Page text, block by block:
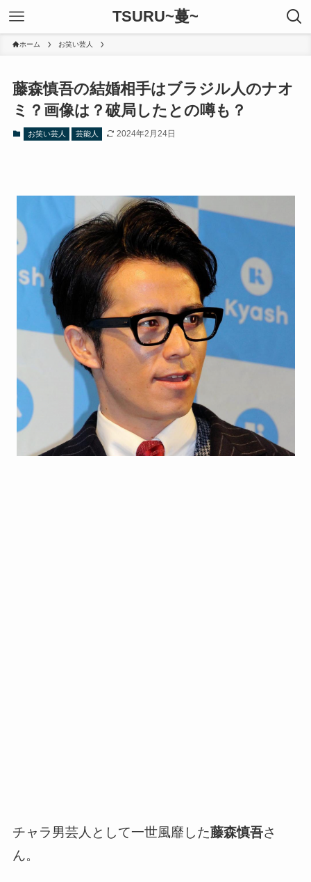
TSURU~蔓~
ホーム お笑い芸人
藤森慎吾の結婚相手はブラジル人のナオ
ミ？画像は？破局したとの噂も？
お笑い芸人 芸能人 2024年2月24日
チャラ男芸人として一世風靡した藤森慎吾さ
ん。